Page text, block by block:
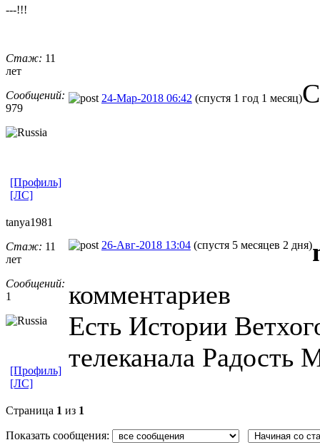
---!!!
Стаж: 11
лет
Сообщений:
979
24-Мар-2018 06:42 (спустя 1 год 1 месяц)
[Профиль]
[ЛС]
tanya1981
Стаж: 11
лет
Сообщений:
1
26-Авг-2018 13:04 (спустя 5 месяцев 2 дня)
комментариев
Есть Истории
телеканала Радость
[Профиль]
[ЛС]
Страница 1 из 1
Показать сообщения: